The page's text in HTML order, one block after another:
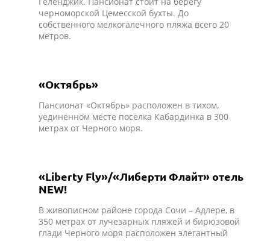
черноморской Цемесской бухты. До
собственного мелкогалечного пляжа всего 20
метров.
«Октябрь»
Пансионат «Октябрь» расположен в тихом,
уединенном месте поселка Кабардинка в 300
метрах от Черного моря.
«Liberty Fly»/«Либерти Флайт» отель
NEW!
В живописном районе города Сочи – Адлере, в
350 метрах от лучезарных пляжей и бирюзовой
глади Черного моря расположен элегантный